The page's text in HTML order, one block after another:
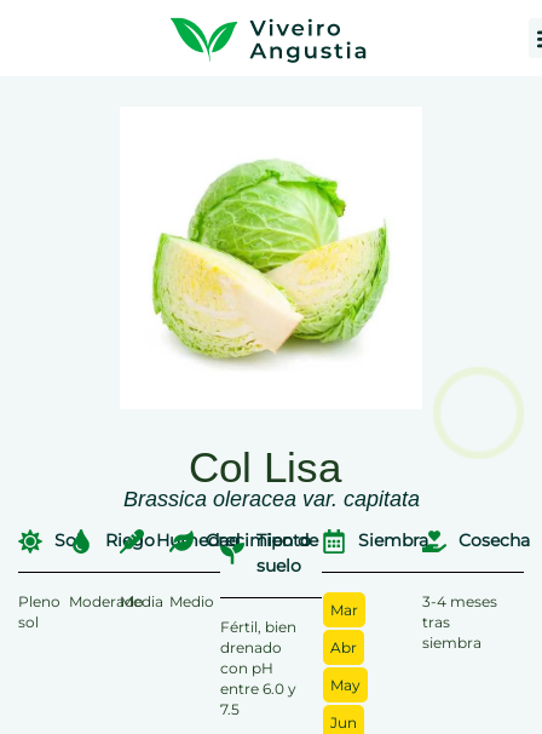
Col Lisa
Brassica oleracea var. capitata
Sol
Pleno
sol
Riego
Moderado
Humedad
Media
Crecimiento
Medio
Tipo de
suelo
Fértil, bien
drenado
con pH
entre 6.0 y
7.5
Siembra
Mar
Abr
May
Jun
Cosecha
3-4 meses
tras
siembra